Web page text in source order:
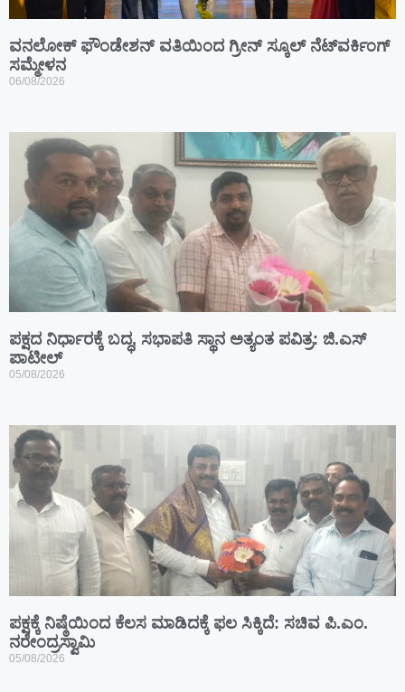
ವನಲೋಕ್ ಫೌಂಡೇಶನ್ ವತಿಯಿಂದ ಗ್ರೀನ್ ಸ್ಕೂಲ್ ನೆಟ್‌ವರ್ಕಿಂಗ್
ಸಮ್ಮೇಳನ
06/08/2026
ಪಕ್ಷದ ನಿರ್ಧಾರಕ್ಕೆ ಬದ್ಧ, ಸಭಾಪತಿ ಸ್ಥಾನ ಅತ್ಯಂತ ಪವಿತ್ರ: ಜಿ.ಎಸ್
ಪಾಟೀಲ್
05/08/2026
ಪಕ್ಷಕ್ಕೆ ನಿಷ್ಠೆಯಿಂದ ಕೆಲಸ ಮಾಡಿದಕ್ಕೆ ಫಲ ಸಿಕ್ಕಿದೆ: ಸಚಿವ ಪಿ.ಎಂ.
ನರೇಂದ್ರಸ್ವಾಮಿ
05/08/2026